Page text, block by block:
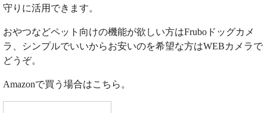
守りに活用できます。
おやつなどペット向けの機能が欲しい方はFruboドッグカメ
ラ、シンプルでいいからお安いのを希望な方はWEBカメラで
どうぞ。
Amazonで買う場合はこちら。